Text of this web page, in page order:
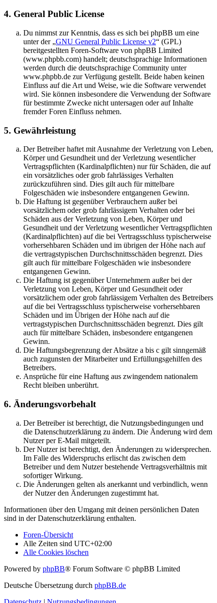
4. General Public License
Du nimmst zur Kenntnis, dass es sich bei phpBB um eine
unter der „GNU General Public License v2“ (GPL)
bereitgestellten Foren-Software von phpBB Limited
(www.phpbb.com) handelt; deutschsprachige Informationen
werden durch die deutschsprachige Community unter
www.phpbb.de zur Verfügung gestellt. Beide haben keinen
Einfluss auf die Art und Weise, wie die Software verwendet
wird. Sie können insbesondere die Verwendung der Software
für bestimmte Zwecke nicht untersagen oder auf Inhalte
fremder Foren Einfluss nehmen.
5. Gewährleistung
Der Betreiber haftet mit Ausnahme der Verletzung von Leben,
Körper und Gesundheit und der Verletzung wesentlicher
Vertragspflichten (Kardinalpflichten) nur für Schäden, die auf
ein vorsätzliches oder grob fahrlässiges Verhalten
zurückzuführen sind. Dies gilt auch für mittelbare
Folgeschäden wie insbesondere entgangenen Gewinn.
Die Haftung ist gegenüber Verbrauchern außer bei
vorsätzlichem oder grob fahrlässigem Verhalten oder bei
Schäden aus der Verletzung von Leben, Körper und
Gesundheit und der Verletzung wesentlicher Vertragspflichten
(Kardinalpflichten) auf die bei Vertragsschluss typischerweise
vorhersehbaren Schäden und im übrigen der Höhe nach auf
die vertragstypischen Durchschnittsschäden begrenzt. Dies
gilt auch für mittelbare Folgeschäden wie insbesondere
entgangenen Gewinn.
Die Haftung ist gegenüber Unternehmern außer bei der
Verletzung von Leben, Körper und Gesundheit oder
vorsätzlichem oder grob fahrlässigem Verhalten des Betreibers
auf die bei Vertragsschluss typischerweise vorhersehbaren
Schäden und im Übrigen der Höhe nach auf die
vertragstypischen Durchschnittsschäden begrenzt. Dies gilt
auch für mittelbare Schäden, insbesondere entgangenen
Gewinn.
Die Haftungsbegrenzung der Absätze a bis c gilt sinngemäß
auch zugunsten der Mitarbeiter und Erfüllungsgehilfen des
Betreibers.
Ansprüche für eine Haftung aus zwingendem nationalem
Recht bleiben unberührt.
6. Änderungsvorbehalt
Der Betreiber ist berechtigt, die Nutzungsbedingungen und
die Datenschutzerklärung zu ändern. Die Änderung wird dem
Nutzer per E-Mail mitgeteilt.
Der Nutzer ist berechtigt, den Änderungen zu widersprechen.
Im Falle des Widerspruchs erlischt das zwischen dem
Betreiber und dem Nutzer bestehende Vertragsverhältnis mit
sofortiger Wirkung.
Die Änderungen gelten als anerkannt und verbindlich, wenn
der Nutzer den Änderungen zugestimmt hat.
Informationen über den Umgang mit deinen persönlichen Daten
sind in der Datenschutzerklärung enthalten.
Foren-Übersicht
Alle Zeiten sind UTC+02:00
Alle Cookies löschen
Powered by phpBB® Forum Software © phpBB Limited
Deutsche Übersetzung durch phpBB.de